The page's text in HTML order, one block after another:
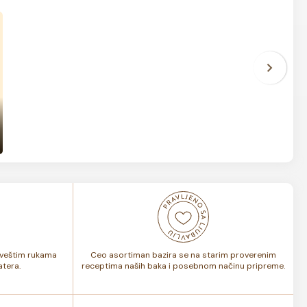
rukama
Ceo asortiman bazira se na starim proverenim
receptima naših baka i posebnom načinu pripreme.